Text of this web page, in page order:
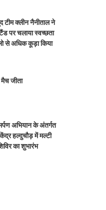
टीम क्लीन नैनीताल ने
पर चलाया स्वच्छता
से अधिक कूड़ा किया
जीता
अभियान के अंतर्गत
हल्दुचौड़ में मल्टी
का शुभारंभ